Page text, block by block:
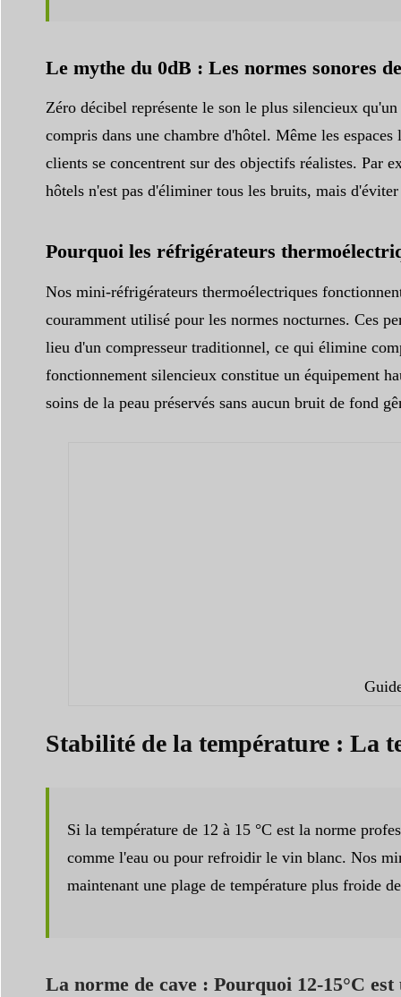
Le mythe du 0dB : Les normes sonores
Zéro décibel représente le son le plus silencieux
compris dans une chambre d'hôtel. Même les
clients se concentrent sur des objectifs réalistes. Par
hôtels n'est pas d'éliminer tous les bruits, mais
Pourquoi les réfrigérateurs
Nos mini-réfrigérateurs thermoélectriques
couramment utilisé pour les normes nocturnes. Ces
lieu d'un compresseur traditionnel, ce qui élimine
fonctionnement silencieux constitue un équipement
soins de la peau préservés sans aucun bruit de fond
Stabilité de la température : La
Si la température de 12 à 15 °C est la norme
comme l'eau ou pour refroidir le vin blanc. Nos
maintenant une plage de température plus froide
La norme de cave : Pourquoi 12-15°C